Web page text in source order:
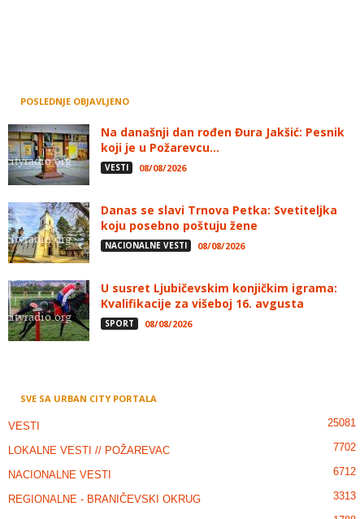
POSLEDNJE OBJAVLJENO
Na današnji dan rođen Đura Jakšić: Pesnik
koji je u Požarevcu...
VESTI 08/08/2026
Danas se slavi Trnova Petka: Svetiteljka
koju posebno poštuju žene
NACIONALNE VESTI 08/08/2026
U susret Ljubičevskim konjičkim igrama:
Kvalifikacije za višeboj 16. avgusta
SPORT 08/08/2026
SVE SA URBAN CITY PORTALA
VESTI 25081
LOKALNE VESTI // POŽAREVAC 7702
NACIONALNE VESTI 6712
REGIONALNE - BRANIČEVSKI OKRUG 3313